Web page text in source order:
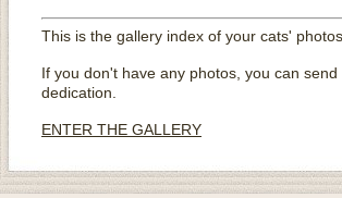
This is the gallery index of your cats'
If you don't have any photos, you can
dedication.
ENTER THE GALLERY